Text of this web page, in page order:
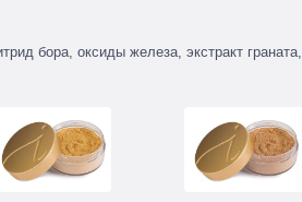
бора, оксиды железа, экстракт граната,